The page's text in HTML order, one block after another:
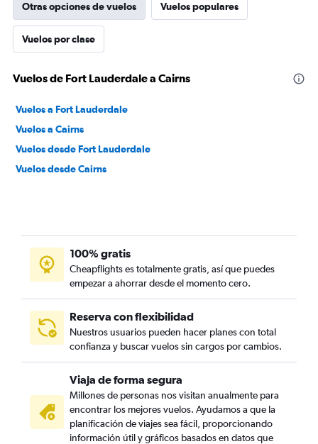
Otras opciones de vuelos Vuelos populares
Vuelos por clase
Vuelos de Fort Lauderdale a Cairns
Vuelos a Fort Lauderdale
Vuelos a Cairns
Vuelos desde Fort Lauderdale
Vuelos desde Cairns
100% gratis
Cheapflights es totalmente gratis, así que puedes
empezar a ahorrar desde el momento cero.
Reserva con flexibilidad
Nuestros usuarios pueden hacer planes con total
confianza y buscar vuelos sin cargos por cambios.
Viaja de forma segura
Millones de personas nos visitan anualmente para
encontrar los mejores vuelos. Ayudamos a que la
planificación de viajes sea fácil, proporcionando
información útil y gráficos basados en datos que